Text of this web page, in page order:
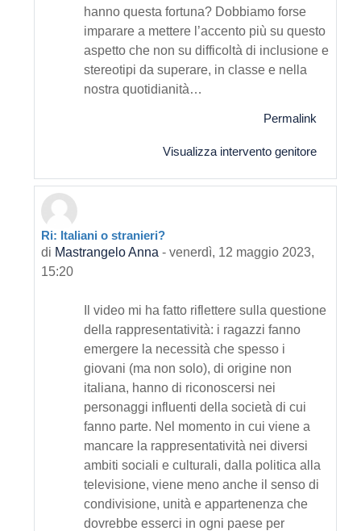
hanno questa fortuna? Dobbiamo forse
imparare a mettere l’accento più su questo
aspetto che non su difficoltà di inclusione e
stereotipi da superare, in classe e nella
nostra quotidianità…
Permalink
Visualizza intervento genitore
In riposta a Primo intervento
Ri: Italiani o stranieri?
di Mastrangelo Anna - venerdì, 12 maggio 2023,
15:20
Il video mi ha fatto riflettere sulla questione
della rappresentatività: i ragazzi fanno
emergere la necessità che spesso i
giovani (ma non solo), di origine non
italiana, hanno di riconoscersi nei
personaggi influenti della società di cui
fanno parte. Nel momento in cui viene a
mancare la rappresentatività nei diversi
ambiti sociali e culturali, dalla politica alla
televisione, viene meno anche il senso di
condivisione, unità e appartenenza che
dovrebbe esserci in ogni paese per